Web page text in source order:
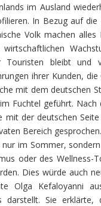
im Ausland
In Bezug auf die
Volk machen
Touristen bleibt und
ihrer Kunden, die
mit dem deutschen
Fuchtel geführt.
der deutschen
Bereich gesprochen.
im Sommer,
oder des Wellness-
Dies würde auch
Olga Kefaloyanni
darstellt. Sie erklärte,